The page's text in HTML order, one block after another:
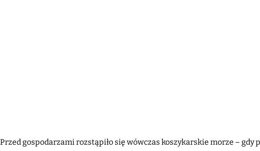
Przed gospodarzami rozstąpiło się wówczas koszykarskie morze – gdy